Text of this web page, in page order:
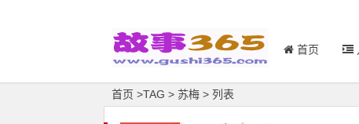
首页
首页 >TAG > 苏梅 > 列表